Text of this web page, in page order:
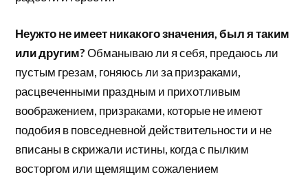
Неужто не имеет никакого значения, был я таким
или другим?Обманываю ли я себя, предаюсь ли
пустым грезам, гоняюсь ли за призраками,
расцвеченными праздным и прихотливым
воображением, призраками, которые не имеют
подобия в повседневной действительности и не
вписаны в скрижали истины, когда с пылким
восторгом или щемящим сожалением